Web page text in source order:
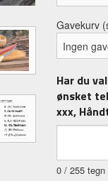
Gavekurv
Har du
ønsket
xxx,
0 / 255 tegn